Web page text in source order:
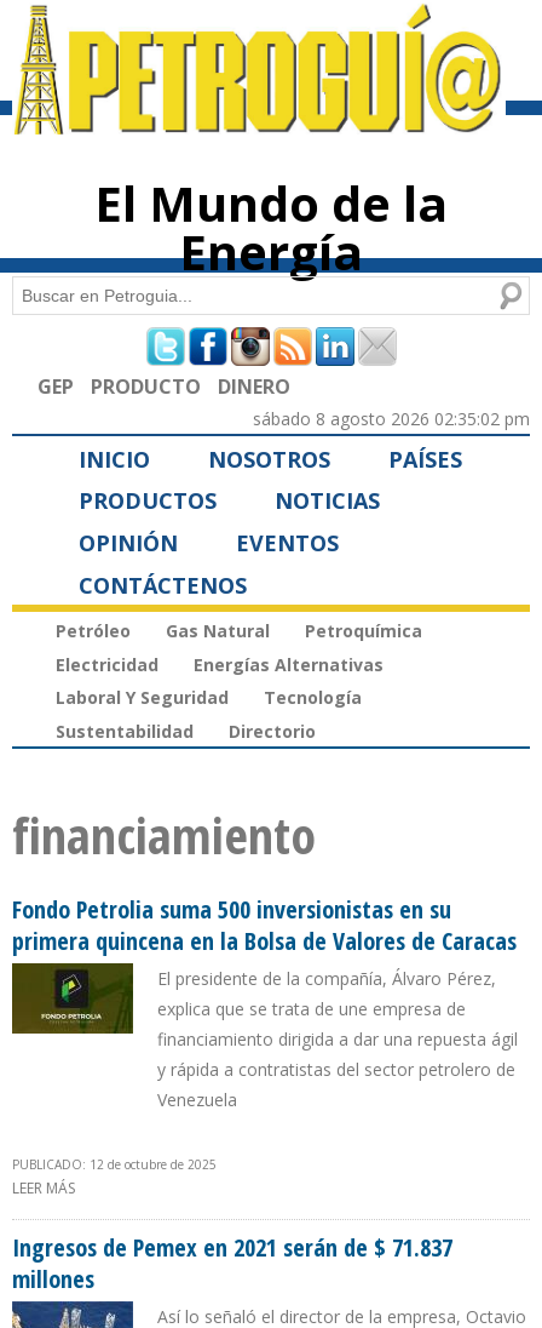
contenido
El Mundo de la
Energía
Formulario de búsqueda
Buscar
GEP PRODUCTO DINERO
sábado 8 agosto 2026 02:35:02 pm
INICIO NOSOTROS
PAÍSES
PRODUCTOS
NOTICIAS
OPINIÓN
EVENTOS
CONTÁCTENOS
Petróleo Gas Natural
Petroquímica
Electricidad
Energías Alternativas
Laboral Y Seguridad
Tecnología
Sustentabilidad
Directorio
financiamiento
Fondo Petrolia suma 500 inversionistas en su
primera quincena en la Bolsa de Valores de Caracas
El presidente de la compañía, Álvaro Pérez,
explica que se trata de une empresa de
financiamiento dirigida a dar una repuesta ágil
y rápida a contratistas del sector petrolero de
Venezuela
PUBLICADO: 12 de octubre de 2025
LEER MÁS
Ingresos de Pemex en 2021 serán de $ 71.837
millones
Así lo señaló el director de la empresa, Octavio